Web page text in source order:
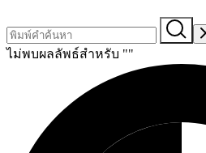
ไม่พบผลลัพธ์สำหรับ ""